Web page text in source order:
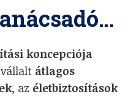
koncepciója
átlagos
, az életbiztosítások